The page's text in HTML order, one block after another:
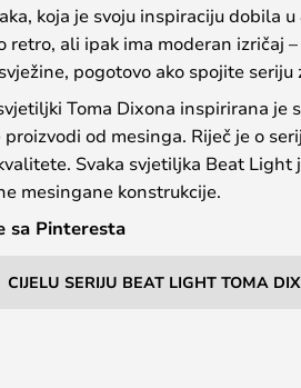
koja je svoju inspiraciju dobila
retro, ali ipak ima moderan izričaj
pogotovo ako spojite seriju
Toma Dixona inspirirana je
proizvodi od mesinga. Riječ je o
Svaka svjetiljka Beat
mesingane konstrukcije.
sa Pinteresta
CIJELU SERIJU BEAT LIGHT TOMA